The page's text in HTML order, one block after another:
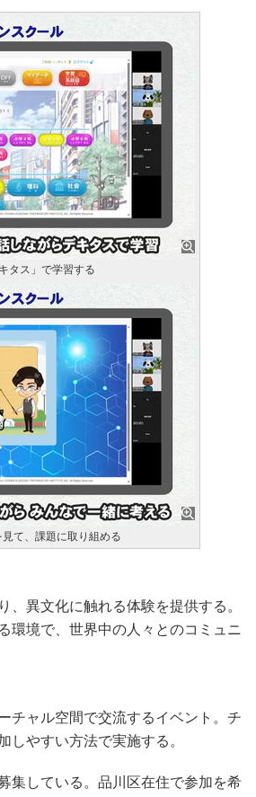
タス」で学習する
て、課題に取り組める
異文化に触れる体験を提供する。
環境で、世界中の人々とのコミュニ
チャル空間で交流するイベント。チ
しやすい方法で実施する。
集している。品川区在住で参加を希